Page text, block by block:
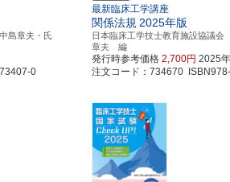
島章夫・氏
0
最新臨床工学講座
関係法規 2025年版
日本臨床工学技士教育施設協議
章夫 編
発行時参考価格2,700円 2025
注文コード：734670